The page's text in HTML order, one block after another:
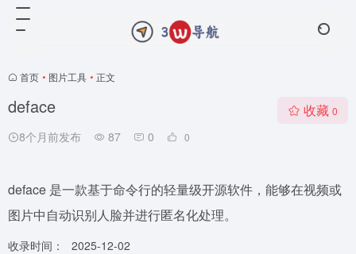
首页 • 图片工具 • 正文
deface
8个月前发布 87 0 0
收藏 0
deface 是一款基于命令行的轻量级开源软件，能够在视频或
图片中自动识别人脸并进行匿名化处理。
收录时间：
2025-12-02